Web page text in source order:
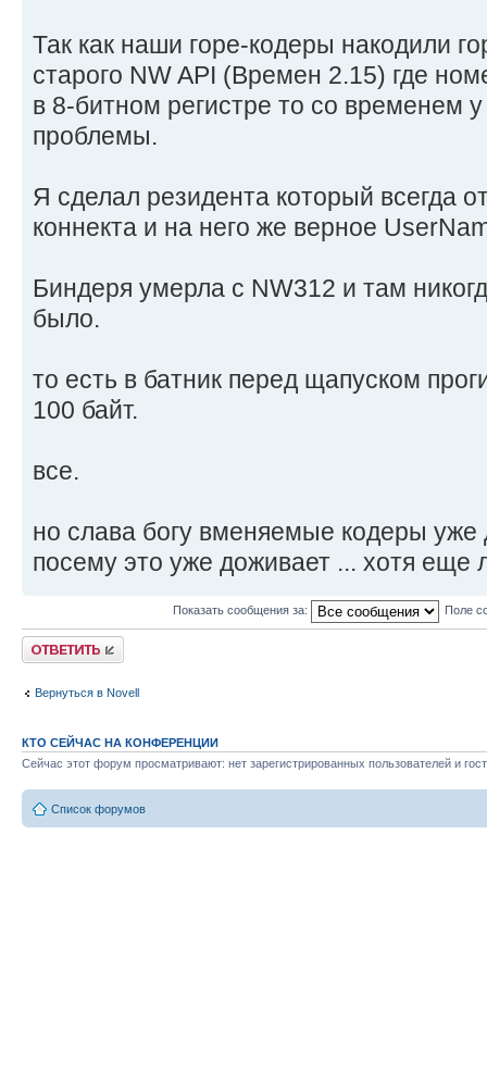
Так как наши горе-кодеры накодили
старого NW API (Времен 2.15) где
в 8-битном регистре то со временем
проблемы.
Я сделал резидента который всегда
коннекта и на него же верное
Биндеря умерла с NW312 и там
было.
то есть в батник перед щапуском
100 байт.
все.
но слава богу вменяемые кодеры уже
посему это уже доживает ... хотя еще
Показать сообщения за: Поле
Ответить
Вернуться в Novell
КТО СЕЙЧАС НА КОНФЕРЕНЦИИ
Сейчас этот форум просматривают: нет зарегистрированных пользователей и
Список форумов